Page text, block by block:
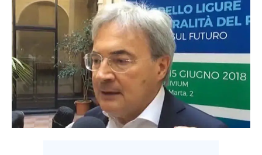
MONDO
ECONOMIA
SERVIZI ALLE IMPRESE
LAVORO